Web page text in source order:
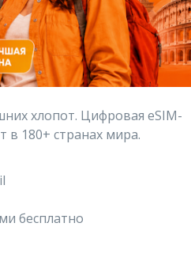
хлопот. Цифровая eSIM-
в 180+ странах мира.
бесплатно